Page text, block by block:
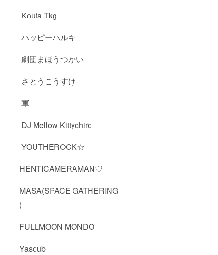
Kouta Tkg
ハッピーハルキ
劇団まほうつかい
さとうこうすけ
軍
DJ Mellow Kittychiro
YOUTHEROCK☆
HENTICAMERAMAN♡
MASA(SPACE GATHERING
)
FULLMOON MONDO
Yasdub